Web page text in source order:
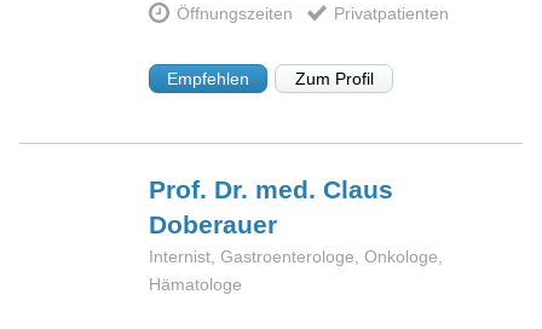
Öffnungszeiten Privatpatienten
Empfehlen Zum Profil
Prof. Dr. med. Claus
Doberauer
Internist, Gastroenterologe, Onkologe,
Hämatologe